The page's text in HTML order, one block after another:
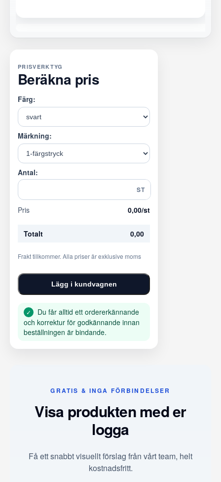
PRISVERKTYG
Beräkna pris
Färg:
Märkning:
Antal:
ST
Pris 0,00/st
Totalt 0,00
Frakt tillkommer. Alla priser är exklusive moms
Lägg i kundvagnen
✓
Du får alltid ett ordererkännande
och korrektur för godkännande innan
beställningen är bindande.
GRATIS & INGA FÖRBINDELSER
Visa produkten med er
logga
Få ett snabbt visuellt förslag från vårt team, helt
kostnadsfritt.